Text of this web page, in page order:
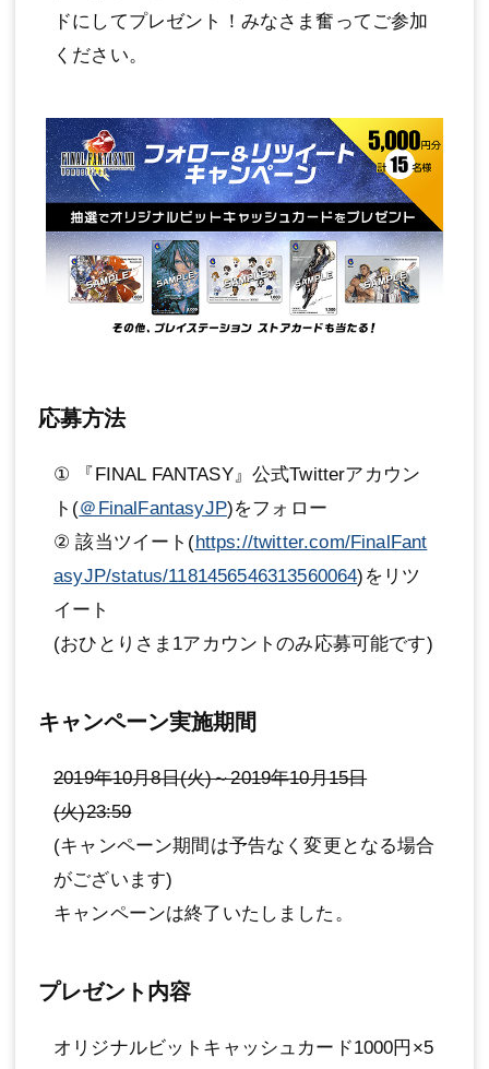
ドにしてプレゼント！みなさま奮ってご参加
ください。
応募方法
① 『FINAL FANTASY』公式Twitterアカウン
ト(＠FinalFantasyJP)をフォロー
② 該当ツイート(https://twitter.com/FinalFant
asyJP/status/1181456546313560064)をリツ
イート
(おひとりさま1アカウントのみ応募可能です)
キャンペーン実施期間
2019年10月8日(火)～2019年10月15日
(火)23:59
(キャンペーン期間は予告なく変更となる場合
がございます)
キャンペーンは終了いたしました。
プレゼント内容
オリジナルビットキャッシュカード1000円×5